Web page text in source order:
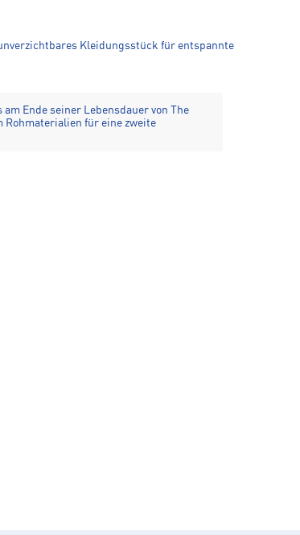
Kleidungsstück für entspannte
Ende seiner Lebensdauer von The
Rohmaterialien für eine zweite